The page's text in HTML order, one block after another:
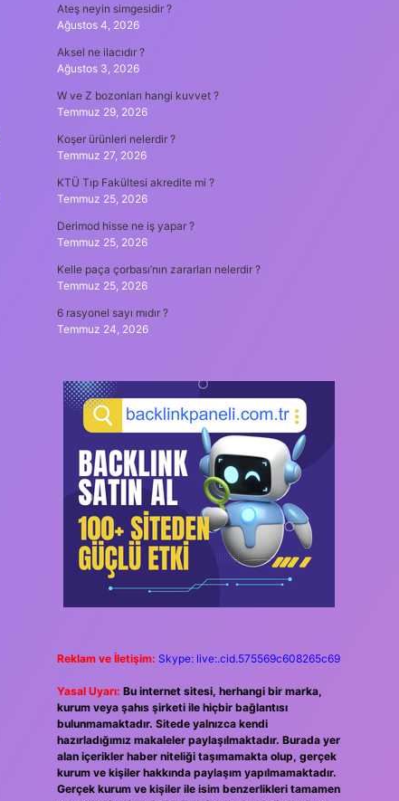
Ateş neyin simgesidir ?
Ağustos 4, 2026
Aksel ne ilacıdır ?
Ağustos 3, 2026
W ve Z bozonları hangi kuvvet ?
Temmuz 29, 2026
Koşer ürünleri nelerdir ?
Temmuz 27, 2026
KTÜ Tıp Fakültesi akredite mi ?
Temmuz 25, 2026
Derimod hisse ne iş yapar ?
Temmuz 25, 2026
Kelle paça çorbası’nın zararları nelerdir ?
Temmuz 25, 2026
6 rasyonel sayı mıdır ?
Temmuz 24, 2026
Reklam ve İletişim: Skype: live:.cid.575569c608265c69
Yasal Uyarı: Bu internet sitesi, herhangi bir marka,
kurum veya şahıs şirketi ile hiçbir bağlantısı
bulunmamaktadır. Sitede yalnızca kendi
hazırladığımız makaleler paylaşılmaktadır. Burada yer
alan içerikler haber niteliği taşımamakta olup, gerçek
kurum ve kişiler hakkında paylaşım yapılmamaktadır.
Gerçek kurum ve kişiler ile isim benzerlikleri tamamen